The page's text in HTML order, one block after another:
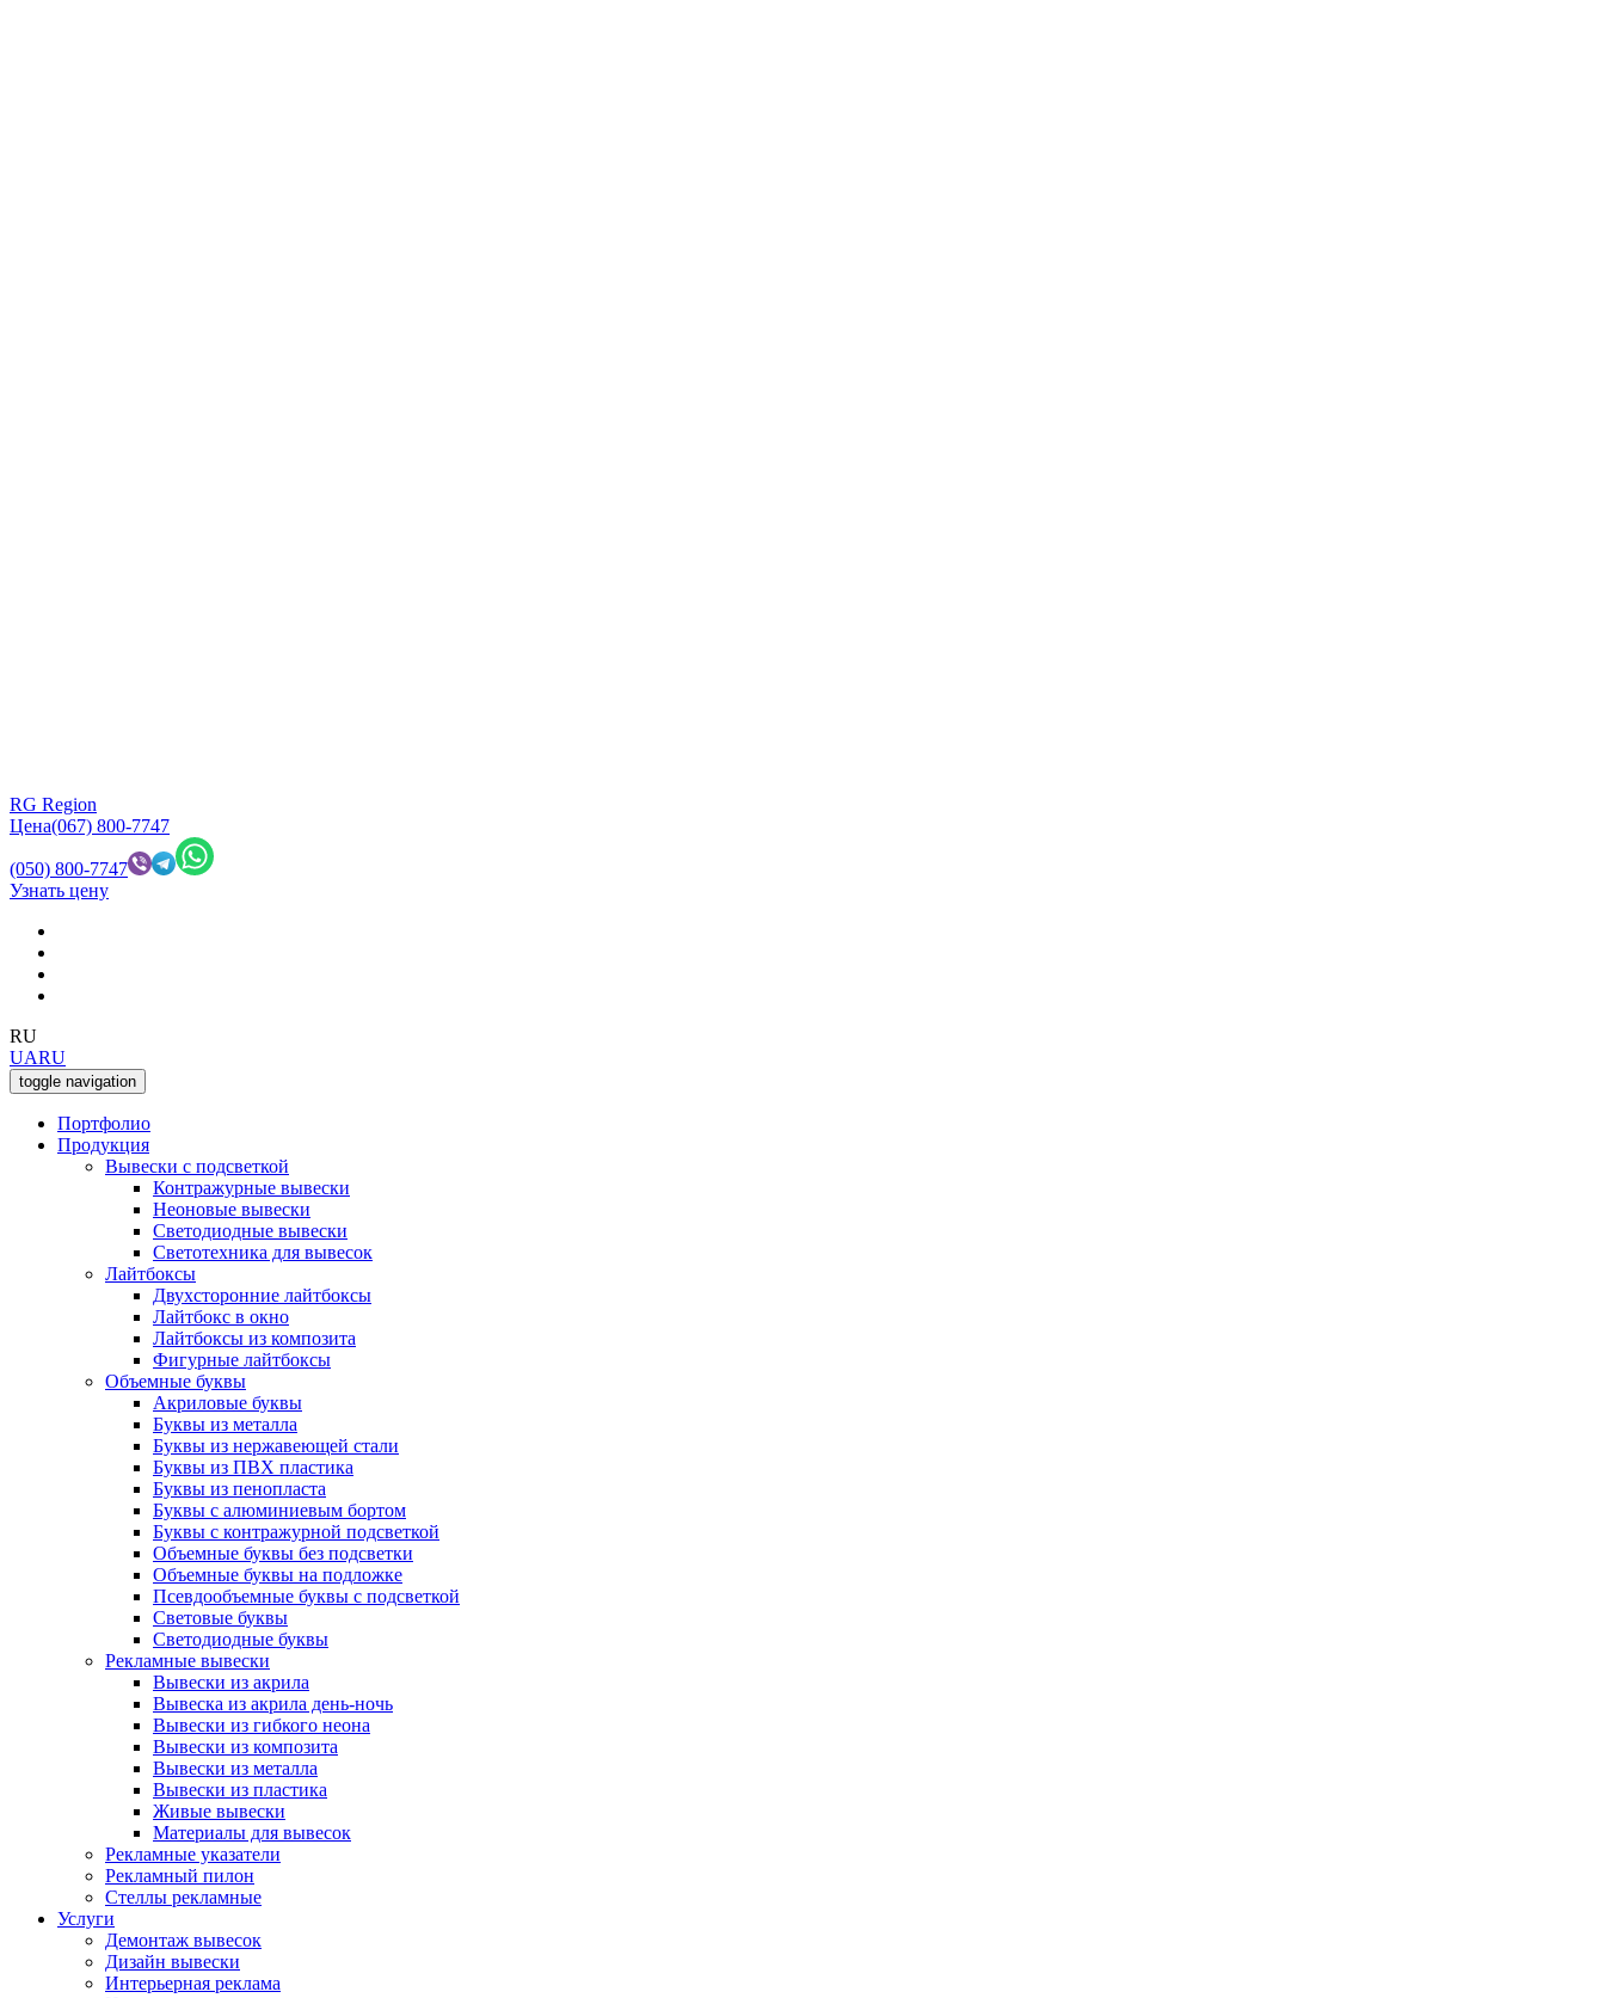
RG Region
Цена(067) 800-7747
(050) 800-7747
Узнать цену
RU
UARU
toggle navigation
Портфолио
Продукция
Вывески с подсветкой
Контражурные вывески
Неоновые вывески
Светодиодные вывески
Светотехника для вывесок
Лайтбоксы
Двухсторонние лайтбоксы
Лайтбокс в окно
Лайтбоксы из композита
Фигурные лайтбоксы
Объемные буквы
Акриловые буквы
Буквы из металла
Буквы из нержавеющей стали
Буквы из ПВХ пластика
Буквы из пенопласта
Буквы с алюминиевым бортом
Буквы с контражурной подсветкой
Объемные буквы без подсветки
Объемные буквы на подложке
Псевдообъемные буквы с подсветкой
Световые буквы
Светодиодные буквы
Рекламные вывески
Вывески из акрила
Вывеска из акрила день-ночь
Вывески из гибкого неона
Вывески из композита
Вывески из металла
Вывески из пластика
Живые вывески
Материалы для вывесок
Рекламные указатели
Рекламный пилон
Стеллы рекламные
Услуги
Демонтаж вывесок
Дизайн вывески
Интерьерная реклама